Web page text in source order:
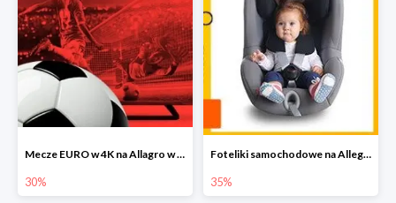
Mecze EURO w 4K na Allagro w super cenach
30%
Foteliki samochodowe na Allegro w super cenach
35%